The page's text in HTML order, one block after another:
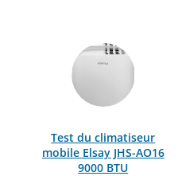
Test du climatiseur
mobile Elsay JHS-AO16
9000 BTU